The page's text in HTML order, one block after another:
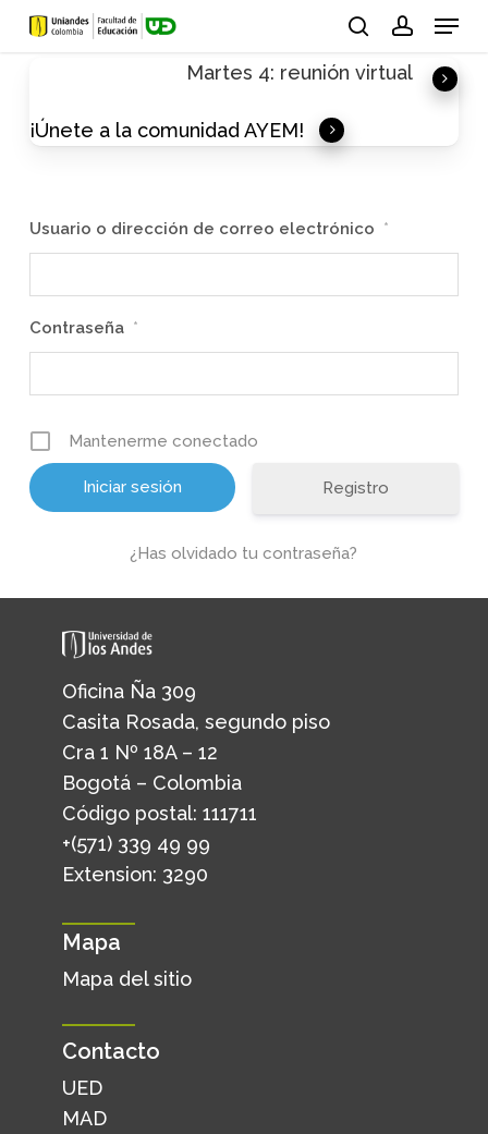
Skip
Menu
Martes 4: reunión virtual
¡Únete a la comunidad AYEM!
Usuario o dirección de correo electrónico *
Contraseña *
Mantenerme conectado
Registro
¿Has olvidado tu contraseña?
Oficina Ña 309
Casita Rosada, segundo piso
Cra 1 Nº 18A – 12
Bogotá – Colombia
Código postal: 111711
+(571) 339 49 99
Extension: 3290
Mapa
Mapa del sitio
Contacto
UED
MAD